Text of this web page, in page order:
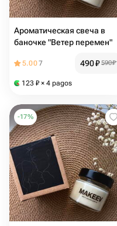
Ароматическая свеча в
баночке "Ветер перемен"
5.007 490₽ 590₽
123 ₽ × 4 pagos
-17%